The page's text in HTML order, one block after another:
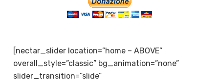
[nectar_slider location=”home – ABOVE”
overall_style=”classic” bg_animation=”none”
slider_transition=”slide”